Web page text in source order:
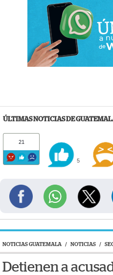
ÚLTIMAS NOTICIAS DE
21
5
NOTICIAS GUATEMALA / NOTICIAS /
Detienen a